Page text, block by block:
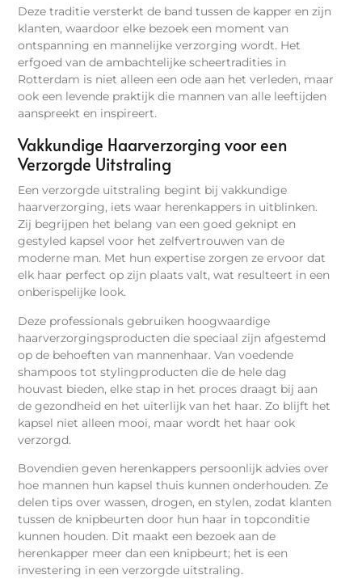
Deze traditie versterkt de band tussen de kapper en zijn
klanten, waardoor elke bezoek een moment van
ontspanning en mannelijke verzorging wordt. Het
erfgoed van de ambachtelijke scheertradities in
Rotterdam is niet alleen een ode aan het verleden, maar
ook een levende praktijk die mannen van alle leeftijden
aanspreekt en inspireert.
Vakkundige Haarverzorging voor een
Verzorgde Uitstraling
Een verzorgde uitstraling begint bij vakkundige
haarverzorging, iets waar herenkappers in uitblinken.
Zij begrijpen het belang van een goed geknipt en
gestyled kapsel voor het zelfvertrouwen van de
moderne man. Met hun expertise zorgen ze ervoor dat
elk haar perfect op zijn plaats valt, wat resulteert in een
onberispelijke look.
Deze professionals gebruiken hoogwaardige
haarverzorgingsproducten die speciaal zijn afgestemd
op de behoeften van mannenhaar. Van voedende
shampoos tot stylingproducten die de hele dag
houvast bieden, elke stap in het proces draagt bij aan
de gezondheid en het uiterlijk van het haar. Zo blijft het
kapsel niet alleen mooi, maar wordt het haar ook
verzorgd.
Bovendien geven herenkappers persoonlijk advies over
hoe mannen hun kapsel thuis kunnen onderhouden. Ze
delen tips over wassen, drogen, en stylen, zodat klanten
tussen de knipbeurten door hun haar in topconditie
kunnen houden. Dit maakt een bezoek aan de
herenkapper meer dan een knipbeurt; het is een
investering in een verzorgde uitstraling.